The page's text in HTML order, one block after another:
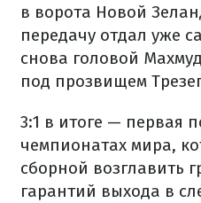
в ворота Новой
передачу отдал уже
снова головой
под прозвищем
3:1 в итоге — первая
чемпионатах мира,
сборной возглавить
гарантий выхода в